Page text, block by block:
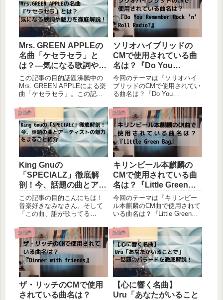
Mrs. GREEN APPLEの
名曲「ケセラセラ」と
は？―気になる歌詞や魅
力を徹底解説！
この記事の目的話題沸騰中の
Mrs. GREEN APPLEによる楽
曲「ケセラセラ」。この記事
曲？」「誰が歌ってるの？」
と気になったあなたに向け
て、Mrs. GREEN APPLEとそ
の「ケセラセラ」の魅力や基
本情報、聴...
ソリオハイブリッドの
CMで使用されている曲
名は？『Do You
Remember Rock ’n’
Roll Radio?』
今回のテーマは『ソリオハイ
ブリッドのCMで使用されてい
る曲名は？『Do You
Radio?』』です。今回はスズ
キソリオハイブリッドのCMで
使用されている曲について、
ご紹介していきたいと思いま
す...
話題曲
King Gnuの
「SPECIALZ」徹底解
剖！今、話題の曲とアー
ティストの魅力をまるご
と紹介
この記事の目的こんにちは！
音楽好きなみなさん、そして
「この曲、誰が歌ってる
い！」と気になっているあな
たへ。本記事では、今大注目
のアーティスト【King Gnu】
と、その代表曲
「SPECIALZ」について、公
式ホームペ...
話題曲
キリンビール本麒麟の
CMで使用されている曲
名は？『Little Green
Bag』
今回のテーマは『キリンビー
ル本麒麟のCM曲で使用されて
いる曲名は？『Little Green
ール本麒麟のCMで使用されて
いる曲について、ご紹介して
いきたいと思います。CM概要
俳優の江口洋介さん、ラグビ
ー日本代...
話題曲
ザ・リッチのCMで使用
されている曲名は？
話題曲
【心に響く名曲】
Uru「あなたがいること